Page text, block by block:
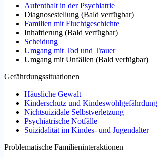
Aufenthalt in der Psychiatrie
Diagnosestellung (Bald verfügbar)
Familien mit Fluchtgeschichte
Inhaftierung (Bald verfügbar)
Scheidung
Umgang mit Tod und Trauer
Umgang mit Unfällen (Bald verfügbar)
Gefährdungssituationen
Häusliche Gewalt
Kinderschutz und Kindeswohlgefährdung
Nichtsuizidale Selbstverletzung
Psychiatrische Notfälle
Suizidalität im Kindes- und Jugendalter
Problematische Familieninteraktionen